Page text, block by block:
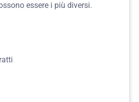
essere i più diversi.